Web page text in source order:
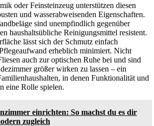
oder Feinsteinzeug unterstützen diesen
und wasserabweisenden Eigenschaften.
sind unempfindlich gegenüber
haushaltsübliche Reinigungsmittel resistent.
lässt sich der Schmutz einfach
erheblich minimiert. Nicht
auch zur optischen Ruhe bei und sind
größer wirken zu lassen – ein
in denen Funktionalität und
eine Rolle spielen.
einrichten: So machst du es dir
zugleich